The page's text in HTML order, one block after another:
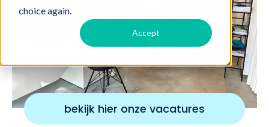
choice again.
Accept
bekijk hier onze vacatures